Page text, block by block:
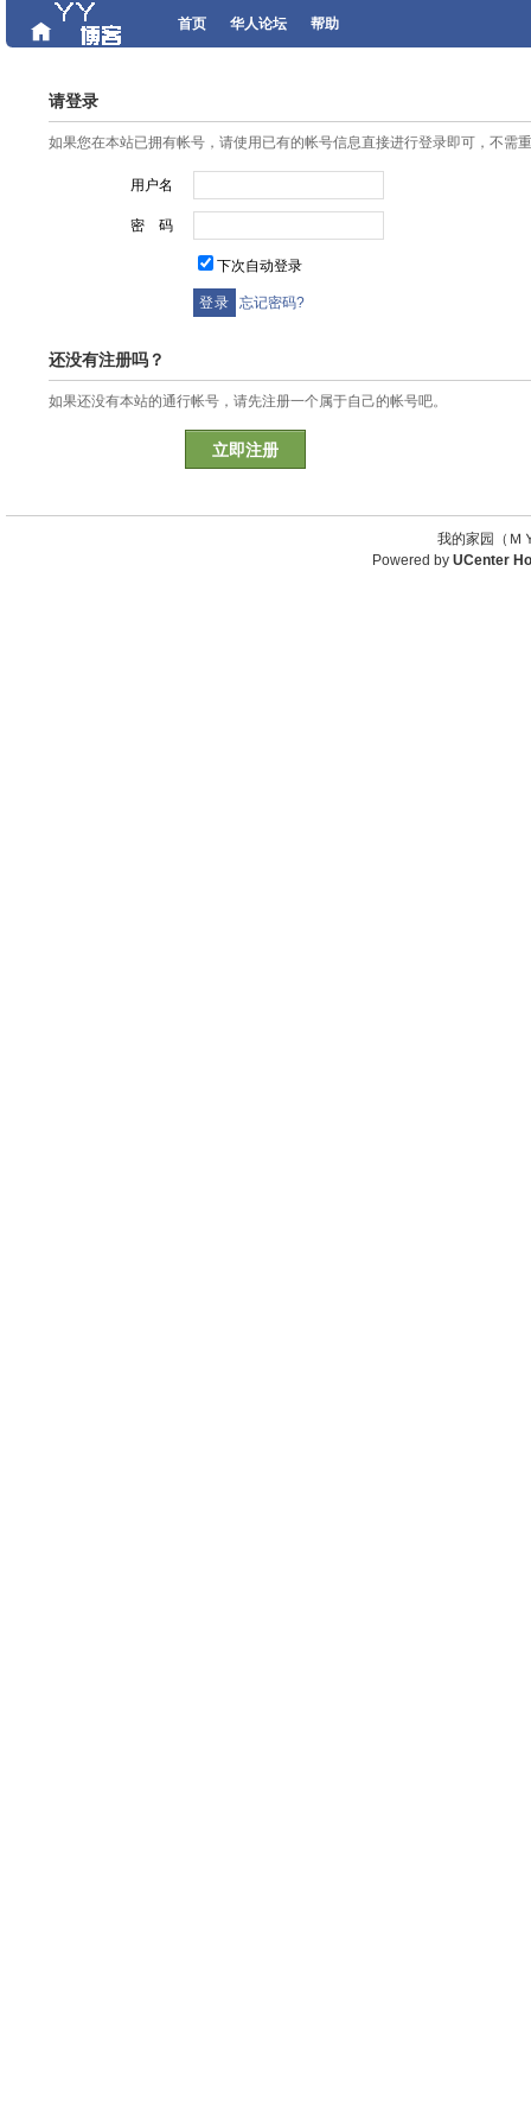
首页 华人论坛 帮助
请登录
如果您在本站已拥有帐号，请使用已有的帐号信息直接进行登录即可，不需
用户名
密 码
下次自动登录
忘记密码?
还没有注册吗？
如果还没有本站的通行帐号，请先注册一个属于自己的帐号吧。
立即注册
我的家园（
Powered by UCenter